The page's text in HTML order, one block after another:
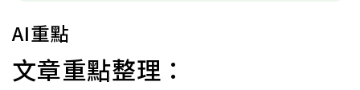
AI重點
文章重點整理：